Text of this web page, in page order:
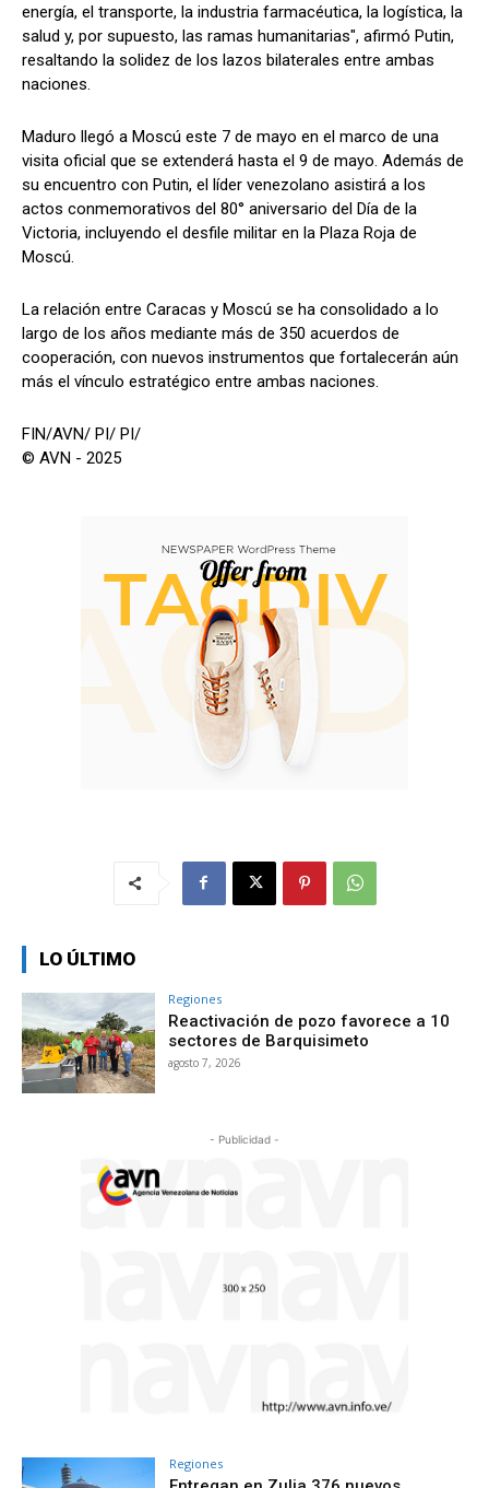
energía, el transporte, la industria farmacéutica, la logística, la
salud y, por supuesto, las ramas humanitarias", afirmó Putin,
resaltando la solidez de los lazos bilaterales entre ambas
naciones.
Maduro llegó a Moscú este 7 de mayo en el marco de una
visita oficial que se extenderá hasta el 9 de mayo. Además de
su encuentro con Putin, el líder venezolano asistirá a los
actos conmemorativos del 80° aniversario del Día de la
Victoria, incluyendo el desfile militar en la Plaza Roja de
Moscú.
La relación entre Caracas y Moscú se ha consolidado a lo
largo de los años mediante más de 350 acuerdos de
cooperación, con nuevos instrumentos que fortalecerán aún
más el vínculo estratégico entre ambas naciones.
FIN/AVN/ PI/ PI/
© AVN - 2025
LO ÚLTIMO
Regiones
Reactivación de pozo favorece a 10
sectores de Barquisimeto
agosto 7, 2026
- Publicidad -
Regiones